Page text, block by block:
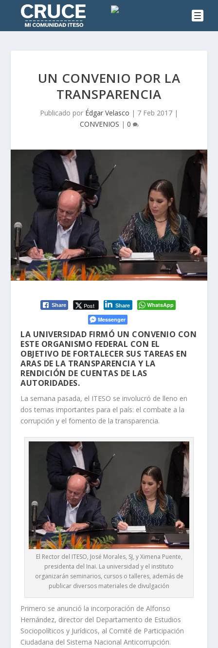
UN CONVENIO POR LA
TRANSPARENCIA
Publicado por Édgar Velasco | 7 Feb 2017 |
CONVENIOS | 0
Share Post Share
WhatsApp
Messenger
LA UNIVERSIDAD FIRMÓ UN CONVENIO CON
ESTE ORGANISMO FEDERAL CON EL
OBJETIVO DE FORTALECER SUS TAREAS EN
ARAS DE LA TRANSPARENCIA Y LA
RENDICIÓN DE CUENTAS DE LAS
AUTORIDADES.
La semana pasada, el ITESO se involucró de lleno en
dos temas importantes para el país: el combate a la
corrupción y el fomento de la transparencia.
El Rector del ITESO, José Morales, SJ, y Ximena Puente,
presidenta del Inai. La universidad y el instituto
organizarán seminarios, cursos o talleres, además de
publicar diversos materiales de divulgación
Primero se anunció la incorporación de Alfonso
Hernández, director del Departamento de Estudios
Sociopolíticos y Jurídicos, al Comité de Participación
Ciudadana del Sistema Nacional Anticorrupción.